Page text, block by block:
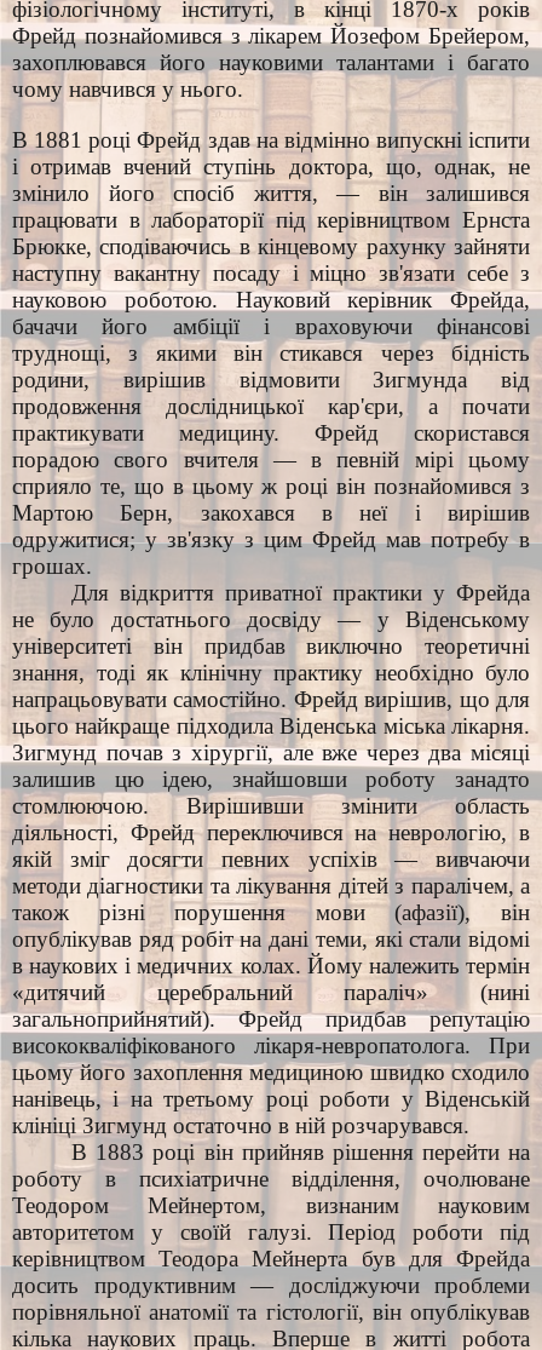
фізіологічному інституті, в кінці 1870-х років
Фрейд познайомився з лікарем Йозефом Брейером,
захоплювався його науковими талантами і багато
чому навчився у нього.
В 1881 році Фрейд здав на відмінно випускні іспити
і отримав вчений ступінь доктора, що, однак, не
змінило його спосіб життя, — він залишився
працювати в лабораторії під керівництвом Ернста
Брюкке, сподіваючись в кінцевому рахунку зайняти
наступну вакантну посаду і міцно зв'язати себе з
науковою роботою. Науковий керівник Фрейда,
бачачи його амбіції і враховуючи фінансові
труднощі, з якими він стикався через бідність
родини, вирішив відмовити Зигмунда від
продовження дослідницької кар'єри, а почати
практикувати медицину. Фрейд скористався
порадою свого вчителя — в певній мірі цьому
сприяло те, що в цьому ж році він познайомився з
Мартою Берн, закохався в неї і вирішив
одружитися; у зв'язку з цим Фрейд мав потребу в
грошах.
Для відкриття приватної практики у Фрейда
не було достатнього досвіду — у Віденському
університеті він придбав виключно теоретичні
знання, тоді як клінічну практику необхідно було
напрацьовувати самостійно. Фрейд вирішив, що для
цього найкраще підходила Віденська міська лікарня.
Зигмунд почав з хірургії, але вже через два місяці
залишив цю ідею, знайшовши роботу занадто
стомлюючою. Вирішивши змінити область
діяльності, Фрейд переключився на неврологію, в
якій зміг досягти певних успіхів — вивчаючи
методи діагностики та лікування дітей з паралічем, а
також різні порушення мови (афазії), він
опублікував ряд робіт на дані теми, які стали відомі
в наукових і медичних колах. Йому належить термін
«дитячий церебральний параліч» (нині
загальноприйнятий). Фрейд придбав репутацію
висококваліфікованого лікаря-невропатолога. При
цьому його захоплення медициною швидко сходило
нанівець, і на третьому році роботи у Віденській
клініці Зигмунд остаточно в ній розчарувався.
В 1883 році він прийняв рішення перейти на
роботу в психіатричне відділення, очолюване
Теодором Мейнертом, визнаним науковим
авторитетом у своїй галузі. Період роботи під
керівництвом Теодора Мейнерта був для Фрейда
досить продуктивним — досліджуючи проблеми
порівняльної анатомії та гістології, він опублікував
кілька наукових праць. Вперше в житті робота